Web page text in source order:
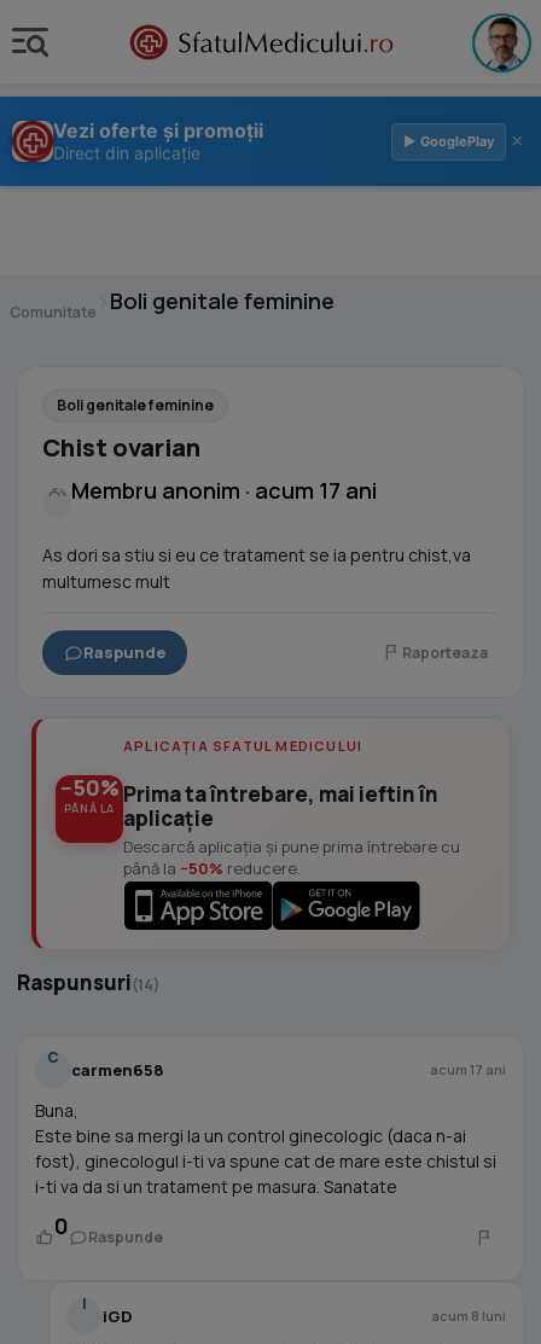
Vezi oferte și promoții
Direct din aplicație
▶ GooglePlay ×
Comunitate Boli genitale feminine
Boli genitale feminine
Chist ovarian
Membru anonim · acum 17 ani
As dori sa stiu si eu ce tratament se ia pentru chist,va
multumesc mult
Raspunde Raporteaza
−50%
PÂNĂ LA
APLICAȚIA SFATUL MEDICULUI
Prima ta întrebare, mai ieftin în
aplicație
Descarcă aplicația și pune prima întrebare cu
până la −50% reducere.
Raspunsuri(14)
C
carmen658 acum 17 ani
Buna,
Este bine sa mergi la un control ginecologic (daca n-ai
fost), ginecologul i-ti va spune cat de mare este chistul si
i-ti va da si un tratament pe masura. Sanatate
0 Raspunde
I
iGD acum 8 luni